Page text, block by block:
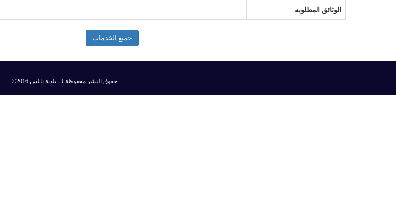
الوثائق المطلوبه
جميع الخدمات
©2016 حقوق النشر محفوظة لــ بلدية نابلس